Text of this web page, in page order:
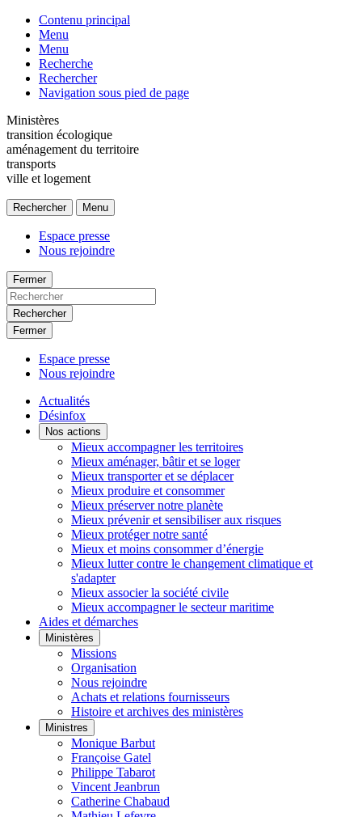
Contenu principal
Menu
Menu
Recherche
Rechercher
Navigation sous pied de page
Ministères
transition écologique
aménagement du territoire
transports
ville et logement
Rechercher Menu
Espace presse
Nous rejoindre
Fermer
Rechercher
Fermer
Espace presse
Nous rejoindre
Actualités
Désinfox
Nos actions
Mieux accompagner les territoires
Mieux aménager, bâtir et se loger
Mieux transporter et se déplacer
Mieux produire et consommer
Mieux préserver notre planète
Mieux prévenir et sensibiliser aux risques
Mieux protéger notre santé
Mieux et moins consommer d’énergie
Mieux lutter contre le changement climatique et
s'adapter
Mieux associer la société civile
Mieux accompagner le secteur maritime
Aides et démarches
Ministères
Missions
Organisation
Nous rejoindre
Achats et relations fournisseurs
Histoire et archives des ministères
Ministres
Monique Barbut
Françoise Gatel
Philippe Tabarot
Vincent Jeanbrun
Catherine Chabaud